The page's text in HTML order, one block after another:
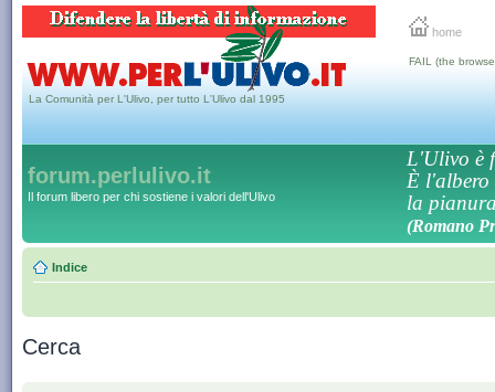
home
La Comunità per L'Ulivo, per tutto L'Ulivo dal 1995
FAIL (the
forum.perlulivo.it
Il forum libero per chi sostiene i valori dell'Ulivo
L'Ulivo è
È l'albero
la
(Romano
Indice
Cerca